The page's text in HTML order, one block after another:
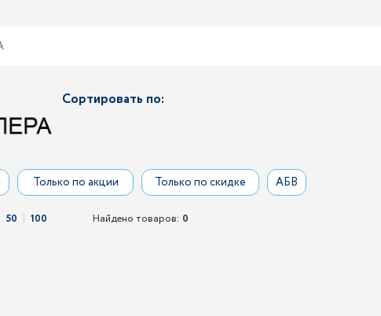
Сортировать по:
Только по акции Только по скидке АБВ
50 100 Найдено товаров: 0